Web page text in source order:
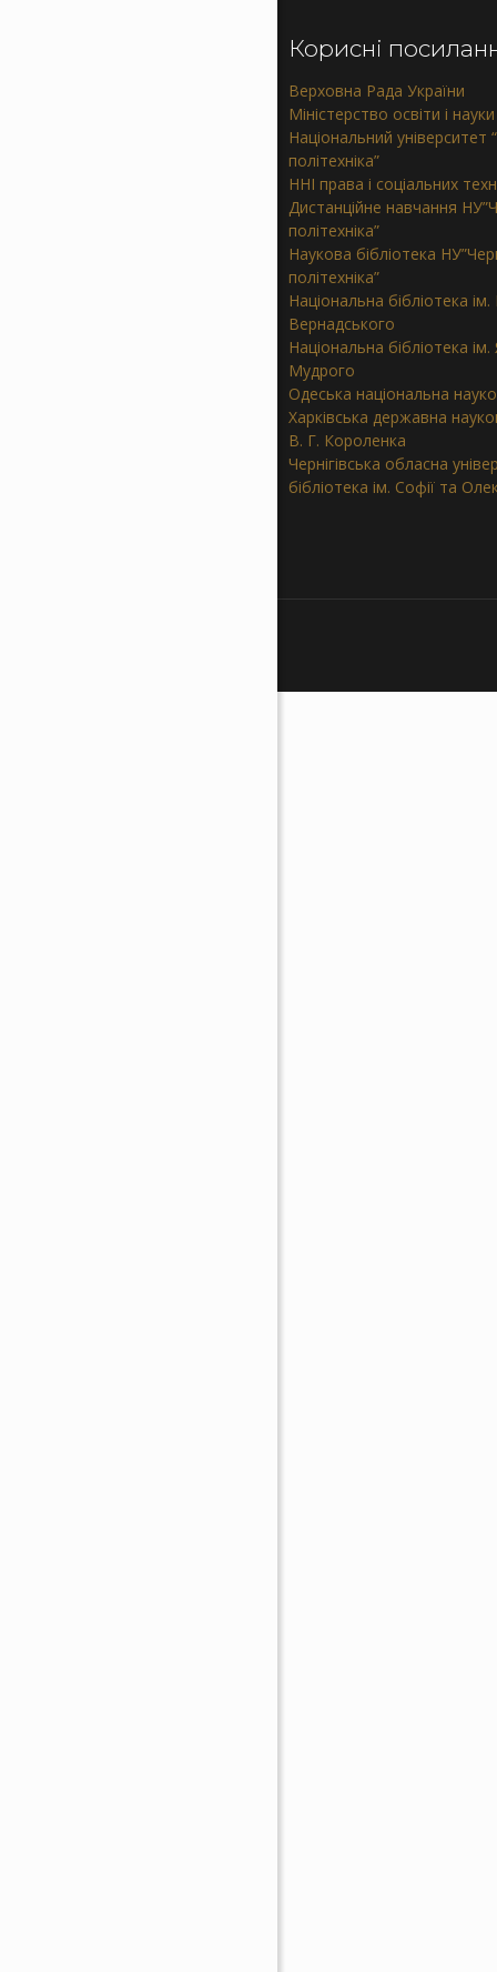
Корисні
Верховна Рада України
Міністерство освіти і
Національний університет
політехніка”
ННІ права і соціальних
Дистанційне навчання
політехніка”
Наукова бібліотека
політехніка”
Національна бібліотека ім.
Вернадського
Національна бібліотека
Мудрого
Одеська національна
Харківська державна
В. Г. Короленка
Чернігівська обласна
бібліотека ім. Софії та